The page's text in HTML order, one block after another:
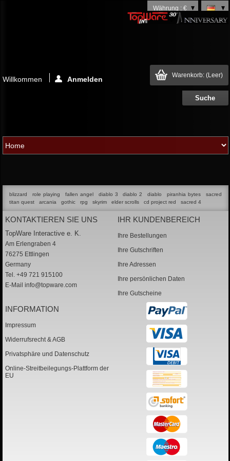
Währung : €
Warenkorb: (Leer)
Willkommen Anmelden
blizzard role playing fallen angel diablo 3 diablo 2 diablo piranhia bytes
sacred
titan quest
arcania gothic rpg skyrim elder scrolls cd project red sacred 4
KONTAKTIEREN SIE UNS
TopWare Interactive e. K.
Am Erlengraben 4
76275 Ettlingen
Germany
Tel. +49 721 915100
E-Mail info@topware.com
IHR KUNDENBEREICH
Ihre Bestellungen
Ihre Gutschriften
Ihre Adressen
Ihre persönlichen Daten
Ihre Gutscheine
INFORMATION
Impressum
Widerrufsrecht & AGB
Privatsphäre und Datenschutz
Online-Streitbeilegungs-Plattform der
EU